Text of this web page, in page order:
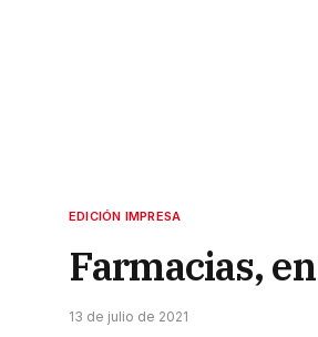
EDICIÓN IMPRESA
Farmacias,
13 de julio de 2021